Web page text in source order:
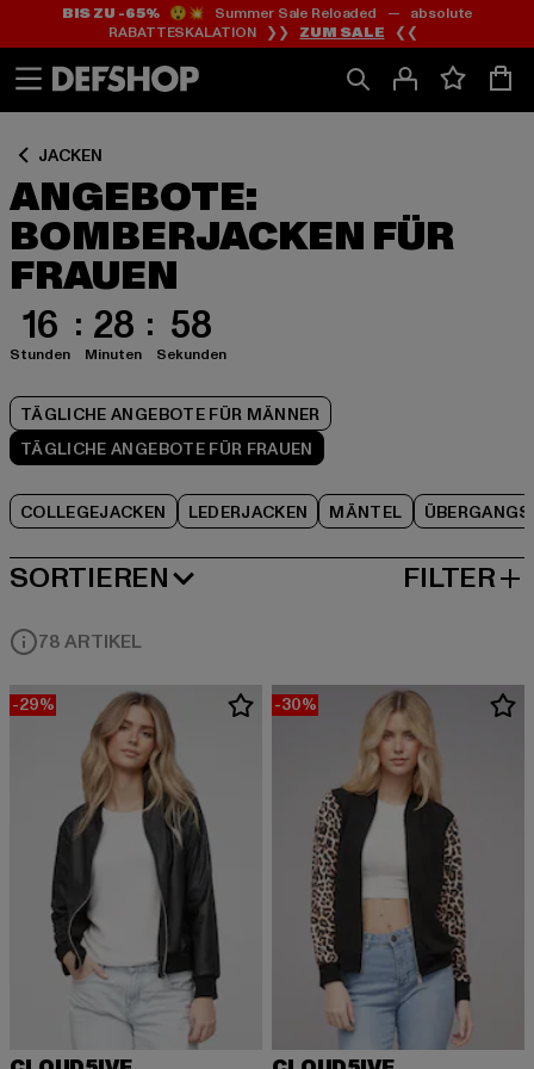
Zum
Inhalt
springen
Zum
Fußzeile
springen
BIS ZU -65%😲💥 Summer Sale Reloaded — absolute
RABATTESKALATION ❯❯ ZUM SALE ❮❮
JACKEN
ANGEBOTE:
BOMBERJACKEN FÜR
FRAUEN
16
Stunden
28
Minuten
57
Sekunden
TÄGLICHE ANGEBOTE FÜR MÄNNER
TÄGLICHE ANGEBOTE FÜR FRAUEN
COLLEGEJACKEN LEDERJACKEN MÄNTEL
Zum
Produktraster
springen
SORTIEREN
BELIEBTESTE FILTER
78 ARTIKEL
-29% -30%